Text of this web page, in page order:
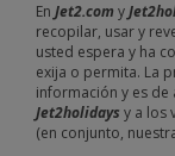
En Jet2.com y
recopilar, usar y
usted espera y ha
exija o permita. La
información y es
Jet2holidays y a los
(en conjunto,